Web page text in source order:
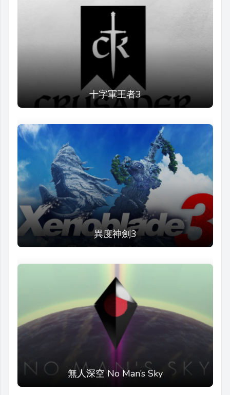
十字軍王者3
異度神劍3
無人深空 No Man’s Sky